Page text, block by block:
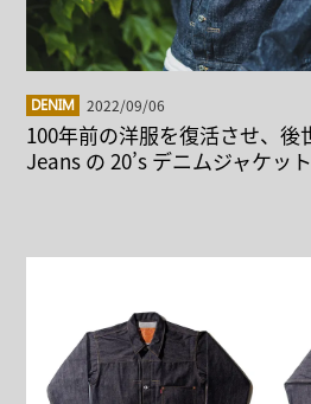
DENIM 2022/09/06
100年前の洋服を復活させ、後
Jeans の 20’s デニムジャケット